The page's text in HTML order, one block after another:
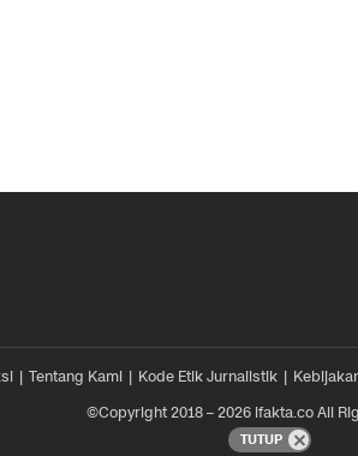
Tentang Kami Kode Etik Jurnalistik
©Copyright 2018 – 2026 ifakta.co All
TUTUP